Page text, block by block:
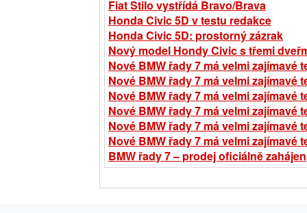
Fiat Stilo vystřídá Bravo/Brava
Honda Civic 5D v testu redakce
Honda Civic 5D: prostorný zázrak
Nový model Hondy Civic s třemi
Nové BMW řady 7 má velmi zajímavé
Nové BMW řady 7 má velmi zajímavé
Nové BMW řady 7 má velmi zajímavé
Nové BMW řady 7 má velmi zajímavé
Nové BMW řady 7 má velmi zajímavé
Nové BMW řady 7 má velmi zajímavé
BMW řady 7 – prodej oficiálně zahájen